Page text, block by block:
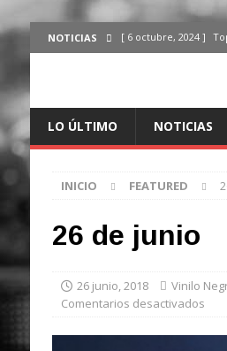
NOTICIAS [ 6 octubre, 2024 ]
ÚLTIMO
ÚLTIMO
LO ÚLTIMO NOTICIAS
INICIO FEATURED
26 de junio
26 junio, 2018 Vinilo
Comentarios desactivados